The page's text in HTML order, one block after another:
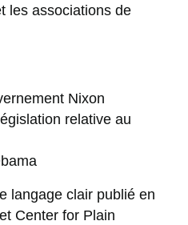
les associations de
Nixon
relative au
langage clair publié en
Center for Plain